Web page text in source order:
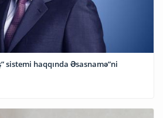
sistemi haqqında Əsasnamə”ni